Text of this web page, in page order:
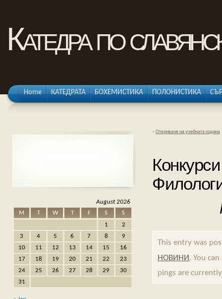
Катедра по
Home КАТЕДРАТА БОХЕМИСТИКА ПОЛОНИСТИКА
« Откриване на учебната година
This entry was
НОВИНИ. You
pings are
August 2026
M
T W T F S
S
1
2
3
4 5 6 7 8
9
10
11 12 13 14 15
16
17
18 19 20 21 22
23
24
25 26 27 28 29
30
31